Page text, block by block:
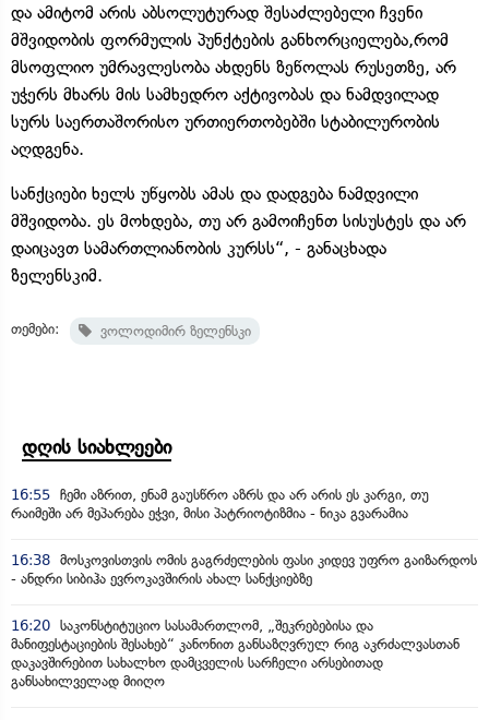
და ამიტომ არის აბსოლუტურად შესაძლებელი ჩვენი
მშვიდობის ფორმულის პუნქტების განხორციელება,რომ
მსოფლიო უმრავლესობა ახდენს ზეწოლას რუსეთზე, არ
უჭერს მხარს მის სამხედრო აქტივობას და ნამდვილად
სურს საერთაშორისო ურთიერთობებში სტაბილურობის
აღდგენა.
სანქციები ხელს უწყობს ამას და დადგება ნამდვილი
მშვიდობა. ეს მოხდება, თუ არ გამოიჩენთ სისუსტეს და არ
დაიცავთ სამართლიანობის კურსს“, - განაცხადა
ზელენსკიმ.
თემები: ვოლოდიმირ ზელენსკი
დღის სიახლეები
16:55 ჩემი აზრით, ენამ გაუსწრო აზრს და არ არის ეს კარგი, თუ
რაიმეში არ მეპარება ეჭვი, მისი პატრიოტიზმია - ნიკა გვარამია
16:38 მოსკოვისთვის ომის გაგრძელების ფასი კიდევ უფრო გაიზარდოს
- ანდრი სიბიჰა ევროკავშირის ახალ სანქციებზე
16:20 საკონსტიტუციო სასამართლომ, „შეკრებებისა და
მანიფესტაციების შესახებ“ კანონით განსაზღვრულ რიგ აკრძალვასთან
დაკავშირებით სახალხო დამცველის სარჩელი არსებითად
განსახილველად მიიღო